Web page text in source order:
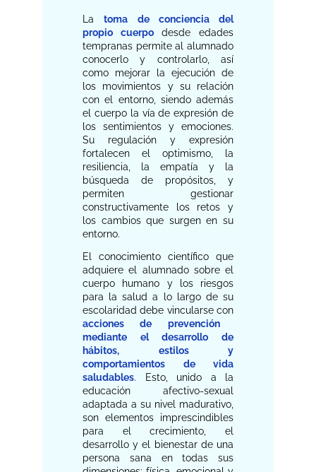
Latoma de conciencia del
propio cuerpodesde edades
tempranas permite al alumnado
conocerlo y controlarlo, así
como mejorar la ejecución de
los movimientos y su relación
con el entorno, siendo además
el cuerpo la vía de expresión de
los sentimientos y emociones.
Su regulación y expresión
fortalecen el optimismo, la
resiliencia, la empatía y la
búsqueda de propósitos, y
permiten gestionar
constructivamente los retos y
los cambios que surgen en su
entorno.
El conocimiento científico que
adquiere el alumnado sobre el
cuerpo humano y los riesgos
para la salud a lo largo de su
escolaridad debe vincularse con
acciones de prevención
mediante el desarrollo de
hábitos, estilos y
comportamientos de vida
saludables. Esto, unido a la
educación afectivo-sexual
adaptada a su nivel madurativo,
son elementos imprescindibles
para el crecimiento, el
desarrollo y el bienestar de una
persona sana en todas sus